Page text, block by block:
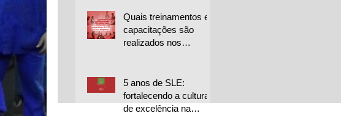
Quais treinamentos e
capacitações são
realizados nos
5 anos de SLE:
fortalecendo a cultura
de excelência na